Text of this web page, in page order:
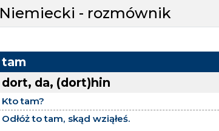
Niemiecki - rozmównik
tam
dort, da, (dort)hin
Kto tam?
Odłóż to tam, skąd wziąłeś.